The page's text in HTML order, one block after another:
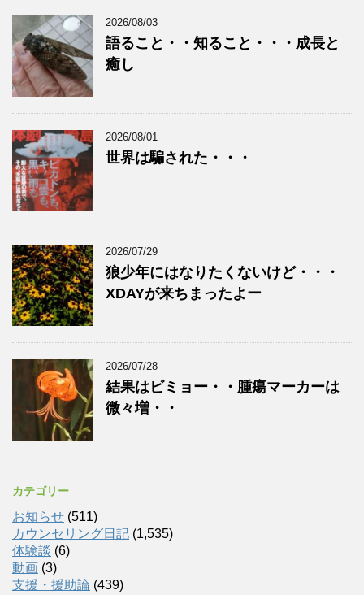
2026/08/03
語ること・・知ること・・・成長と
癒し
2026/08/01
世界は騙された・・・
2026/07/29
狼少年にはなりたくないけど・・・
XDAYが来ちまったよー
2026/07/28
結果はビミョー・・腫瘍マーカーは
微々増・・
カテゴリー
お知らせ (511)
カウンセリング日記 (1,535)
体験談 (6)
動画 (3)
支援・援助論 (439)